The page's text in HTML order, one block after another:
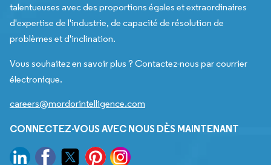
talentueuses avec des proportions égales et extraordinaires
d'expertise de l'industrie, de capacité de résolution de
problèmes et d'inclination.
Vous souhaitez en savoir plus ? Contactez-nous par courrier
électronique.
careers@mordorintelligence.com
CONNECTEZ-VOUS AVEC NOUS DÈS MAINTENANT